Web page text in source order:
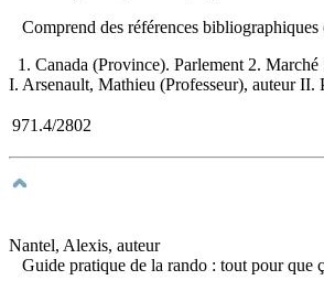
Comprend des références
1. Canada (Province). Parlement 2.
I. Arsenault, Mathieu (Professeur), auteur
971.4/2802
Nantel, Alexis, auteur
Guide pratique de la rando : tout pour que